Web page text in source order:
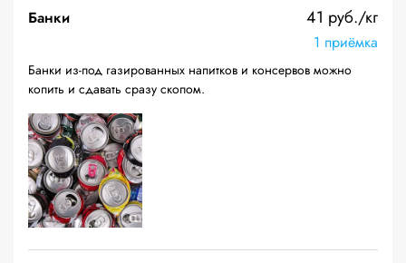
Банки 41 руб./кг
1 приёмка
Банки из-под газированных напитков и консервов можно
копить и сдавать сразу скопом.